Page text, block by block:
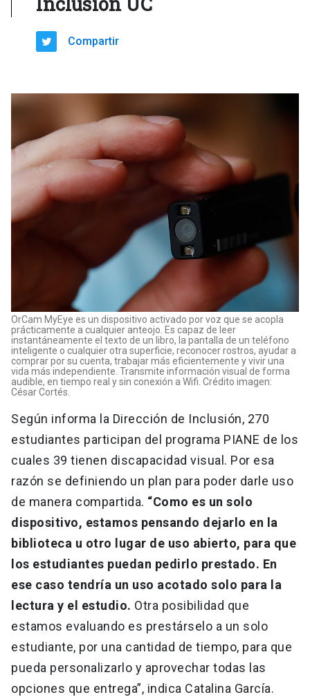
Compartir
OrCam MyEye es un dispositivo activado por voz que se acopla
prácticamente a cualquier anteojo. Es capaz de leer
instantáneamente el texto de un libro, la pantalla de un teléfono
inteligente o cualquier otra superficie, reconocer rostros, ayudar a
comprar por su cuenta, trabajar más eficientemente y vivir una
vida más independiente. Transmite información visual de forma
audible, en tiempo real y sin conexión a Wifi. Crédito imagen:
César Cortés.
Según informa la Dirección de Inclusión, 270
estudiantes participan del programa PIANE de los
cuales 39 tienen discapacidad visual. Por esa
razón se definiendo un plan para poder darle uso
de manera compartida. “Como es un solo
dispositivo, estamos pensando dejarlo en la
biblioteca u otro lugar de uso abierto, para que
los estudiantes puedan pedirlo prestado. En
ese caso tendría un uso acotado solo para la
lectura y el estudio. Otra posibilidad que
estamos evaluando es prestárselo a un solo
estudiante, por una cantidad de tiempo, para que
pueda personalizarlo y aprovechar todas las
opciones que entrega”, indica Catalina García.